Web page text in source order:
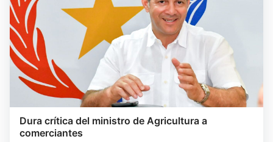
Dura crítica del ministro de Agricultura a
comerciantes